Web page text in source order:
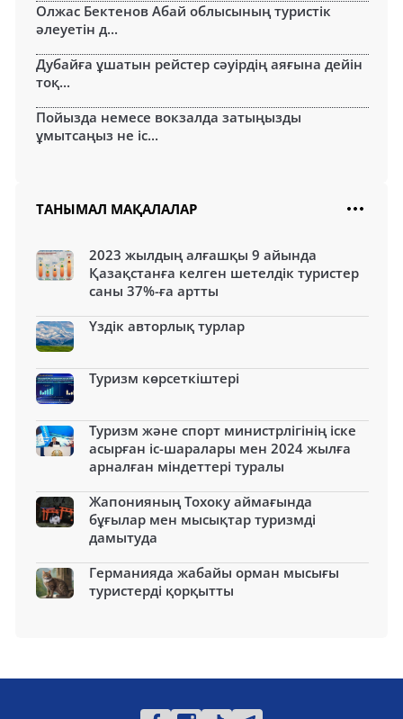
Олжас Бектенов Абай облысының туристік
әлеуетін д...
Дубайға ұшатын рейстер сәуірдің аяғына дейін
тоқ...
Пойызда немесе вокзалда затыңызды
ұмытсаңыз не іс...
ТАНЫМАЛ МАҚАЛАЛАР
2023 жылдың алғашқы 9 айында
Қазақстанға келген шетелдік туристер
саны 37%-ға артты
Үздік авторлық турлар
Туризм көрсеткіштері
Туризм және спорт министрлігінің іске
асырған іс-шаралары мен 2024 жылға
арналған міндеттері туралы
Жапонияның Тохоку аймағында
бұғылар мен мысықтар туризмді
дамытуда
Германияда жабайы орман мысығы
туристерді қорқытты